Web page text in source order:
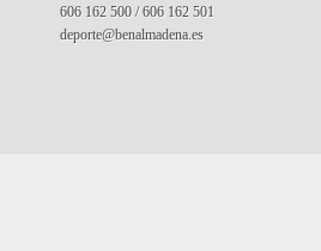
606 162 500 / 606 162 501
deporte@benalmadena.es